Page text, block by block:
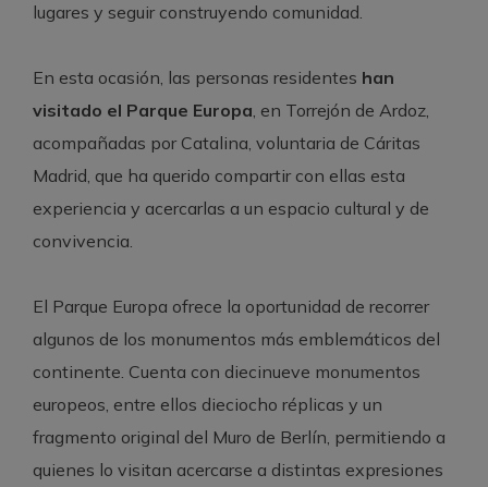
lugares y seguir construyendo comunidad.
En esta ocasión, las personas residentes han
visitado el Parque Europa, en Torrejón de Ardoz,
acompañadas por Catalina, voluntaria de Cáritas
Madrid, que ha querido compartir con ellas esta
experiencia y acercarlas a un espacio cultural y de
convivencia.
El Parque Europa ofrece la oportunidad de recorrer
algunos de los monumentos más emblemáticos del
continente. Cuenta con diecinueve monumentos
europeos, entre ellos dieciocho réplicas y un
fragmento original del Muro de Berlín, permitiendo a
quienes lo visitan acercarse a distintas expresiones